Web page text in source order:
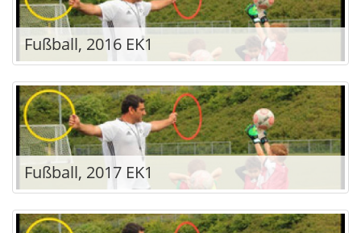
Fußball, 2016 EK1
Fußball, 2017 EK1